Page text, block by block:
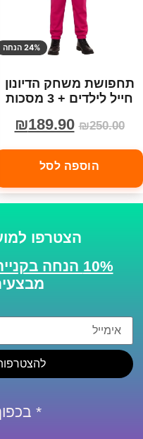
24% הנחה
תחפושת משחק הדיונון
חייל לילדים + 3 מסכות
₪250.00
₪189.90
הוספה לסל
הצטרפו
10% הנחה בקנייה הבאה
*